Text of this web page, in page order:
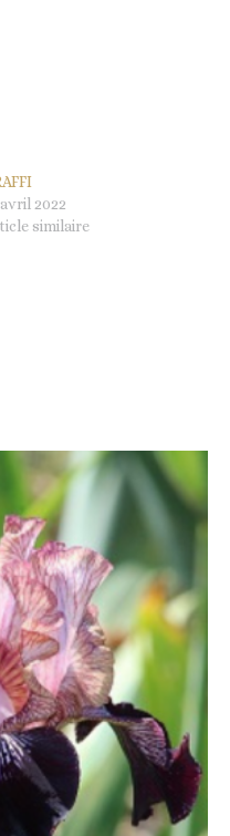
avril 2022
similaire